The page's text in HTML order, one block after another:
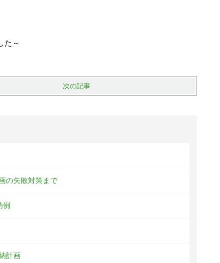
た～
次の記事
の失敗対策まで
例
計画